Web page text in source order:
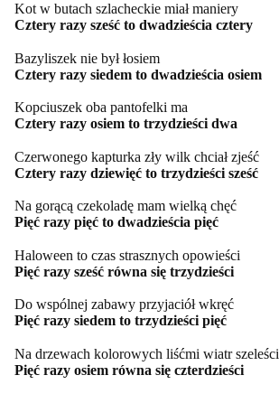
Kot w butach szlacheckie miał maniery
Cztery razy sześć to dwadzieścia cztery
Bazyliszek nie był łosiem
Cztery razy siedem to dwadzieścia osiem
Kopciuszek oba pantofelki ma
Cztery razy osiem to trzydzieści dwa
Czerwonego kapturka zły wilk chciał zjeść
Cztery razy dziewięć to trzydzieści sześć
Na gorącą czekoladę mam wielką chęć
Pięć razy pięć to dwadzieścia pięć
Haloween to czas strasznych opowieści
Pięć razy sześć równa się trzydzieści
Do wspólnej zabawy przyjaciół wkręć
Pięć razy siedem to trzydzieści pięć
Na drzewach kolorowych liśćmi wiatr szeleści
Pięć razy osiem równa się czterdzieści